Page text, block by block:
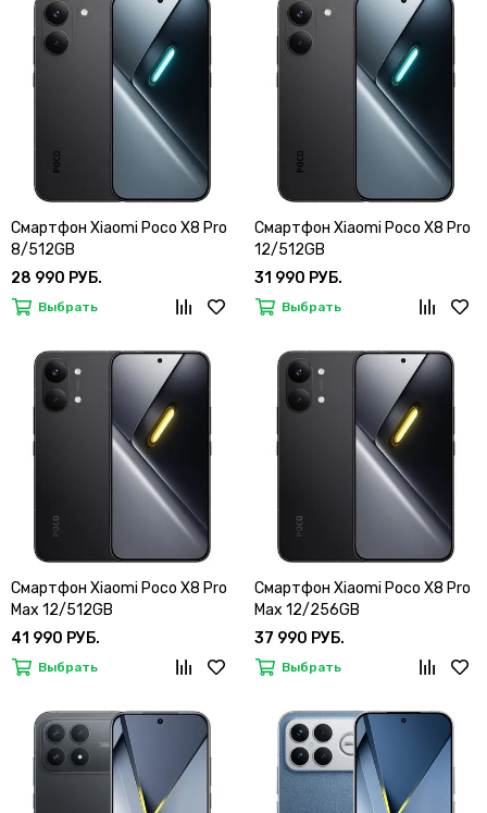
Смартфон Xiaomi Poco X8 Pro
8/512GB
28 990 РУБ.
Выбрать
Смартфон Xiaomi Poco X8 Pro
12/512GB
31 990 РУБ.
Выбрать
Смартфон Xiaomi Poco X8 Pro
Max 12/512GB
41 990 РУБ.
Выбрать
Смартфон Xiaomi Poco X8 Pro
Max 12/256GB
37 990 РУБ.
Выбрать